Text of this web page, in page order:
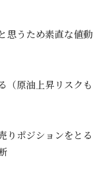
思うため素直な値動
（原油上昇リスクも
りポジションをとる